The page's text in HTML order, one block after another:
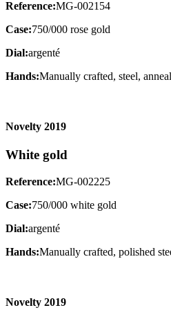
Reference:MG-002154
Case:750/000 rose gold
Dial:argenté
Hands:Manually crafted, steel,
Novelty 2019
White gold
Reference:MG-002225
Case:750/000 white gold
Dial:argenté
Hands:Manually crafted, polished
Novelty 2019